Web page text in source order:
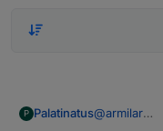
P Palatinatus@armilar